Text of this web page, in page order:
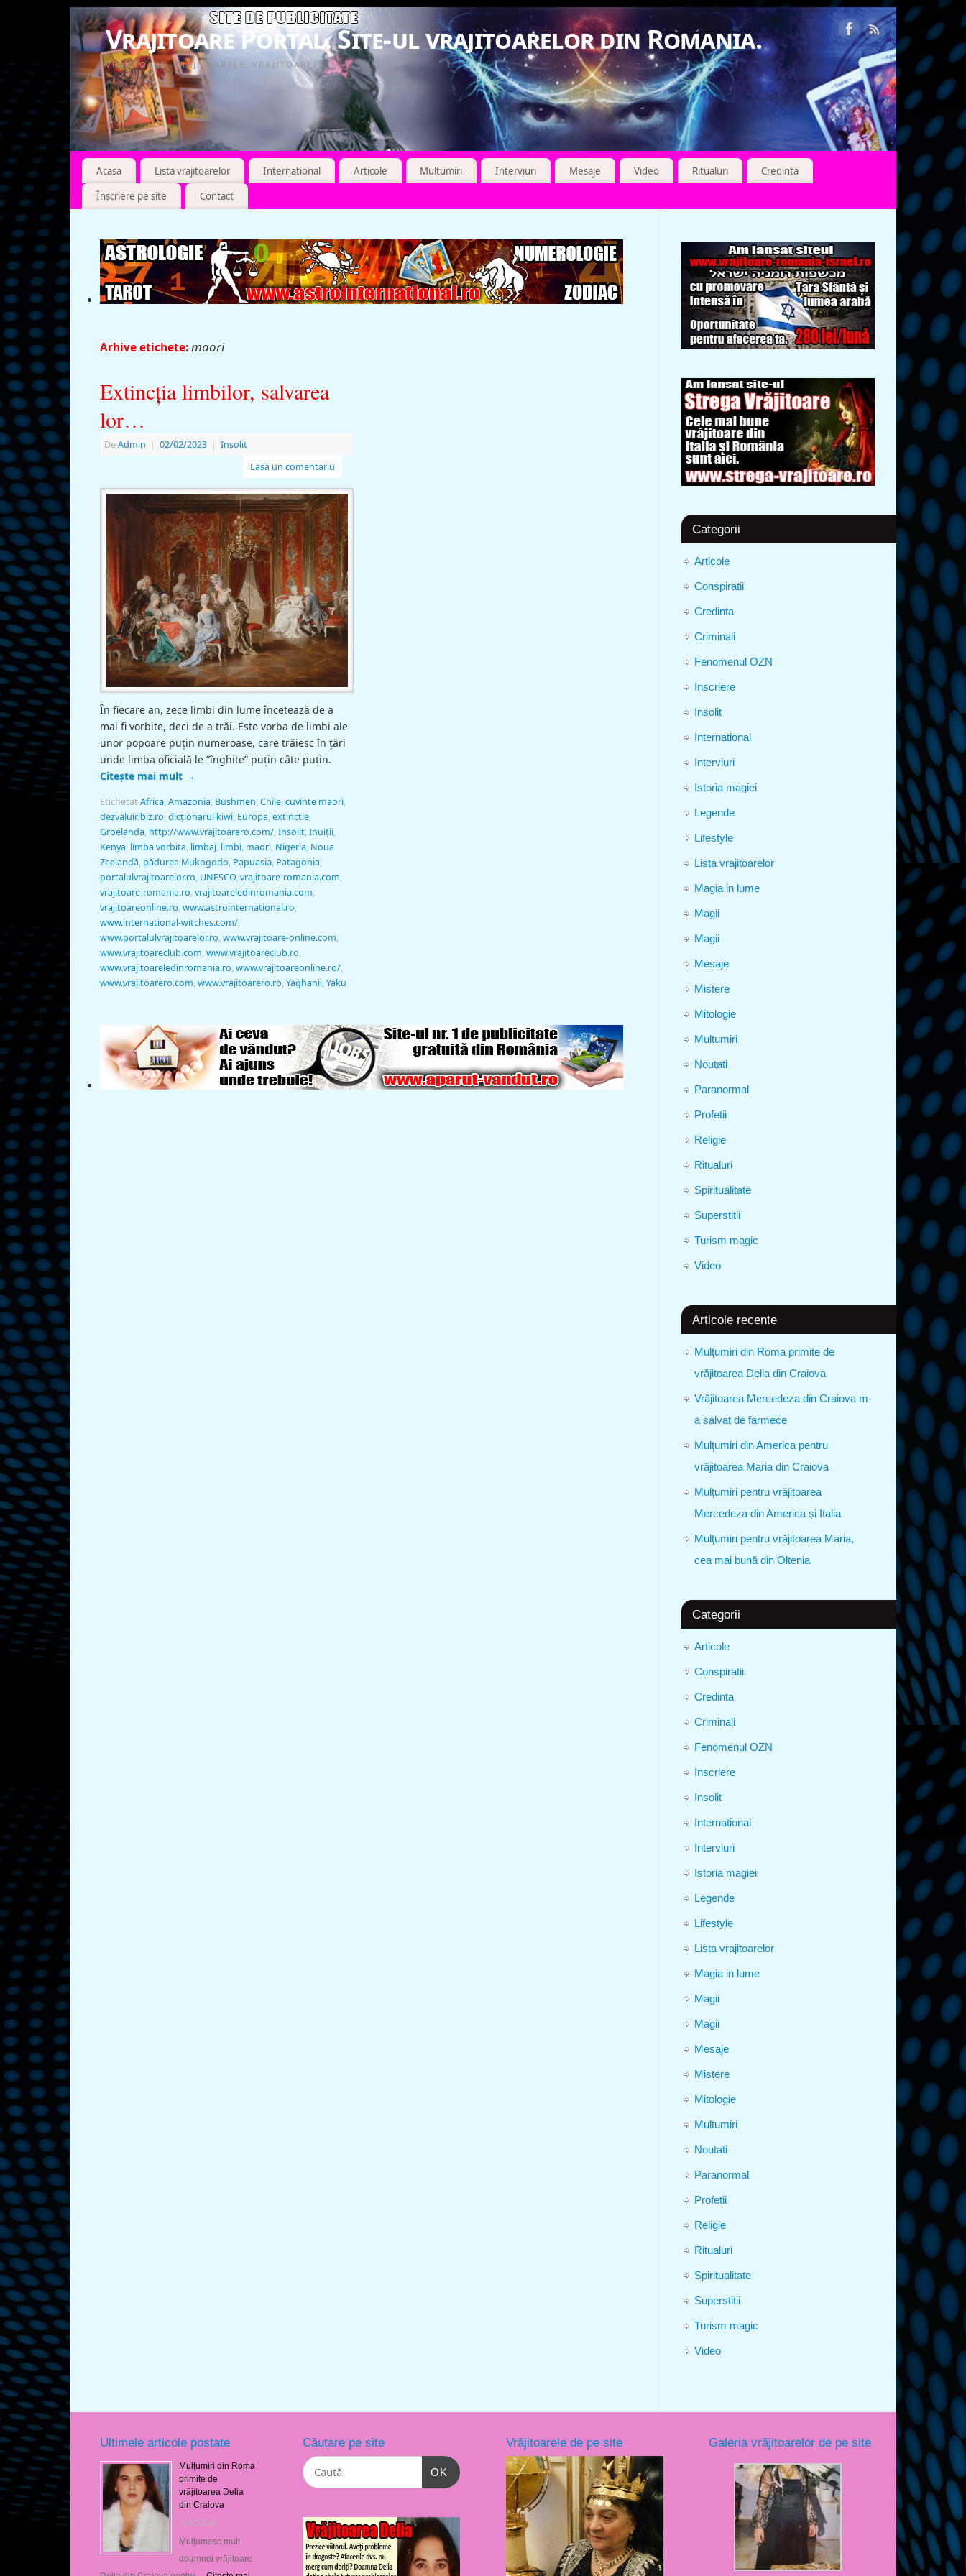
Vrajitoare Portal. Site-ul vrajitoarelor din Romania.
VRAJITOARE, VRAJITOARELE, VRAJITOARE
Acasa Lista vrajitoarelor International Articole Multumiri Interviuri Mesaje Video Ritualuri
Credinta
Înscriere pe site
Contact
Arhive etichete:maori
Extincţia limbilor, salvarea
lor…
DeAdmin | 02/02/2023 | Insolit
Lasă un comentariu
În fiecare an, zece limbi din lume încetează de a
mai fi vorbite, deci de a trăi. Este vorba de limbi ale
unor popoare puţin numeroase, care trăiesc în ţări
unde limba oficială le ”înghite” puţin câte puţin.
Citește mai mult →
Etichetat Africa,Amazonia, Bushmen,Chile,cuvinte maori,
dezvaluiribiz.ro,dicţionarul kiwi, Europa,extinctie,
Groelanda, http://www.vrăjitoarero.com/,Insolit,Inuiţii,
Kenya, limba vorbita, limbaj, limbi, maori, Nigeria, Noua
Zeelandă, pădurea Mukogodo, Papuasia, Patagonia,
portalulvrajitoarelor.ro, UNESCO,vrajitoare-romania.com,
vrajitoare-romania.ro,vrajitoareledinromania.com,
vrajitoareonline.ro,www.astrointernational.ro,
www.international-witches.com/,
www.portalulvrajitoarelor.ro,www.vrajitoare-online.com,
www.vrajitoareclub.com,www.vrajitoareclub.ro,
www.vrajitoareledinromania.ro,www.vrajitoareonline.ro/,
www.vrajitoarero.com,www.vrajitoarero.ro,Yaghanii,Yaku
Categorii
Articole
Conspiratii
Credinta
Criminali
Fenomenul OZN
Inscriere
Insolit
International
Interviuri
Istoria magiei
Legende
Lifestyle
Lista vrajitoarelor
Magia in lume
Magii
Magii
Mesaje
Mistere
Mitologie
Multumiri
Noutati
Paranormal
Profetii
Religie
Ritualuri
Spiritualitate
Superstitii
Turism magic
Video
Articole recente
Mulţumiri din Roma primite de
vrăjitoarea Delia din Craiova
Vrăjitoarea Mercedeza din Craiova m-
a salvat de farmece
Mulţumiri din America pentru
vrăjitoarea Maria din Craiova
Mulțumiri pentru vrăjitoarea
Mercedeza din America și Italia
Mulţumiri pentru vrăjitoarea Maria,
cea mai bună din Oltenia
Categorii
Articole
Conspiratii
Credinta
Criminali
Fenomenul OZN
Inscriere
Insolit
International
Interviuri
Istoria magiei
Legende
Lifestyle
Lista vrajitoarelor
Magia in lume
Magii
Magii
Mesaje
Mistere
Mitologie
Multumiri
Noutati
Paranormal
Profetii
Religie
Ritualuri
Spiritualitate
Superstitii
Turism magic
Video
Ultimele articole postate
Mulţumiri din Roma
primite de
vrăjitoarea Delia
din Craiova
31/07/2026
Mulţumesc mult
doamnei vrăjitoare
Căutare pe site
OK
Vrăjitoarele de pe site Galeria vrăjitoarelor de pe site